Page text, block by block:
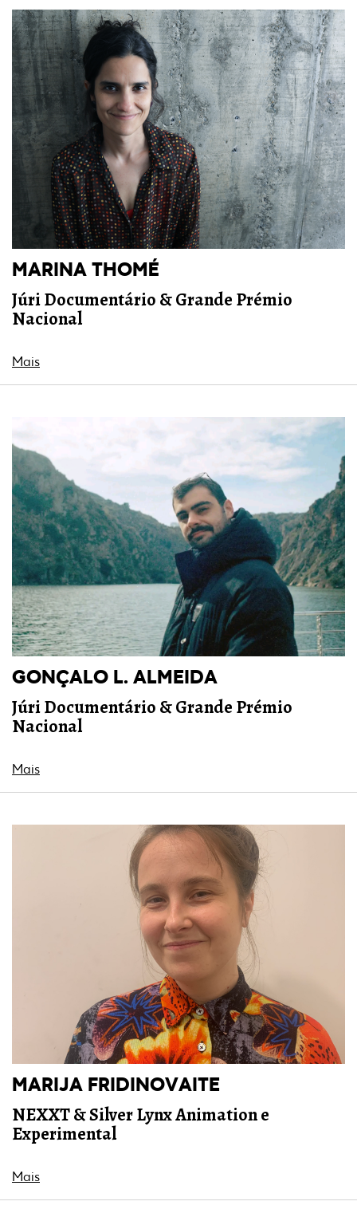
MARINA THOMÉ
Júri Documentário & Grande Prémio
Nacional
Mais
GONÇALO L. ALMEIDA
JúriDocumentário & Grande Prémio
Nacional
Mais
MARIJA FRIDINOVAITE
NEXXT & Silver Lynx Animation e
Experimental
Mais